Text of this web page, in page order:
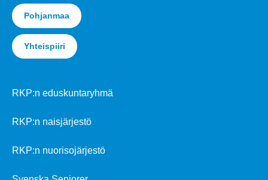
Pohjanmaa
Yhteispiiri
RKP:n eduskuntaryhmä
RKP:n naisjärjestö
RKP:n nuorisojärjestö